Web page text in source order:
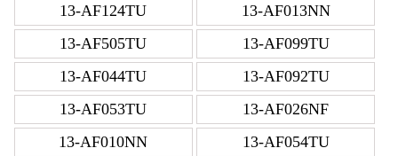
13-AF124TU
13-AF013NN
13-AF505TU
13-AF099TU
13-AF044TU
13-AF092TU
13-AF053TU
13-AF026NF
13-AF010NN
13-AF054TU